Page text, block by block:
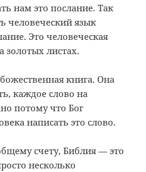
нам это послание. Так
человеческий язык
Это человеческая
золотых листах.
книга. Она
каждое слово на
потому что Бог
написать это слово.
счету, Библия — это
несколько